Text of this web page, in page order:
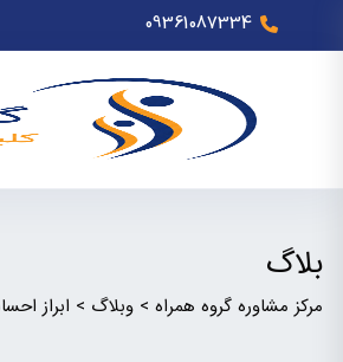
09361087334
بلاگ
مرکز مشاوره گروه همراه > وبلاگ > ابراز